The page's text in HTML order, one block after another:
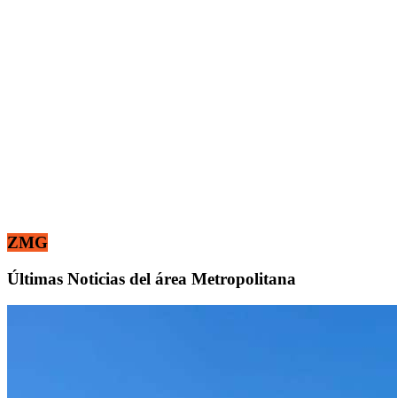
ZMG
Últimas Noticias del área Metropolitana